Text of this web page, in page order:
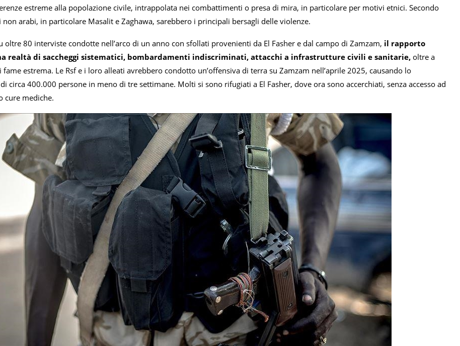
estreme alla popolazione civile, intrappolata nei combattimenti o presa di mira, in particolare per motivi etnici. Secondo
arabi, in particolare Masalit e Zaghawa, sarebbero i principali bersagli delle violenze.
oltre 80 interviste condotte nell’arco di un anno con sfollati provenienti da El Fasher e dal campo di Zamzam, il rapporto
realtà di saccheggi sistematici, bombardamenti indiscriminati, attacchi a infrastrutture civili e sanitarie, oltre a
estrema. Le Rsf e i loro alleati avrebbero condotto un’offensiva di terra su Zamzam nell’aprile 2025, causando lo
circa 400.000 persone in meno di tre settimane. Molti si sono rifugiati a El Fasher, dove ora sono accerchiati, senza accesso ad
cure mediche.